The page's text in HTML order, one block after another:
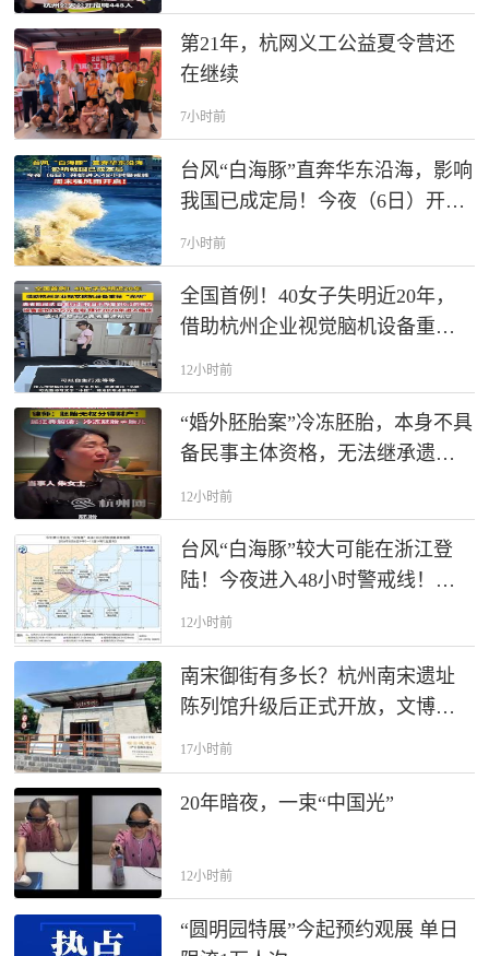
第21年，杭网义工公益夏令营还
在继续
7小时前
台风“白海豚”直奔华东沿海，影响
我国已成定局！今夜（6日）开始
进入48小时警戒线，周末强风雨
开启！
7小时前
全国首例！40女子失明近20年，
借助杭州企业视觉脑机设备重获
“光明”，这套设备定价在15万元左
右，预计2028年进入临床，或可
帮助千万患者重建视觉。
12小时前
“婚外胚胎案”冷冻胚胎，本身不具
备民事主体资格，无法继承遗
产。只有胚胎成功活体出生，非
婚生子女享有和婚生子女同等继
承权，才可以分割生父财产。
12小时前
台风“白海豚”较大可能在浙江登
陆！今夜进入48小时警戒线！浙
江启动防台风Ⅳ级应急响应
12小时前
南宋御街有多长？杭州南宋遗址
陈列馆升级后正式开放，文博推
荐官探秘“十里天街”
17小时前
20年暗夜，一束“中国光”
12小时前
“圆明园特展”今起预约观展 单日